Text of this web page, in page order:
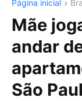
Página inicial
Mãe
andar
São